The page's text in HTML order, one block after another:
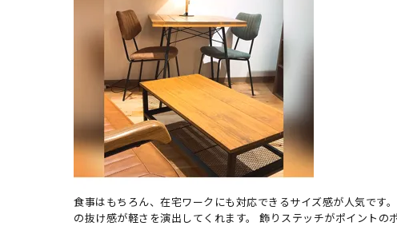
食事はもちろん、在宅ワークにも対応できるサイズ感が人気で
の抜け感が軽さを演出してくれます。 飾りステッチがポイント